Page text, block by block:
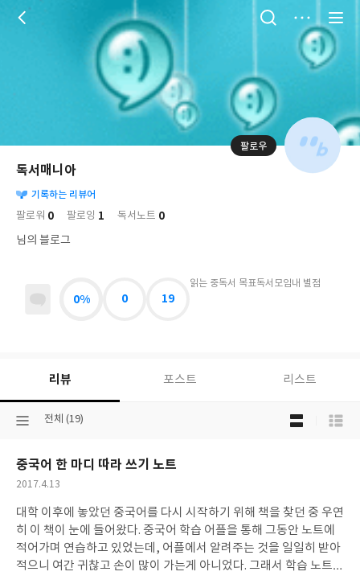
팔로우
독서매니아
님
의
사
락
기록하는 리뷰어
팔로워 0 팔로잉 1 독서노트 0
님의 블로그
읽는 중독서 목표
0%
독서모임
0
내 별점
19
리뷰 포스트 리스트
선
분
류
전체 (19)
중국어 한 마디 따라 쓰기 노트
작
일
2017.4.13
대학 이후에 놓았던 중국어를 다시 시작하기 위해 책을 찾던 중 우연
히 이 책이 눈에 들어왔다. 중국어 학습 어플을 통해 그동안 노트에
적어가며 연습하고 있었는데, 어플에서 알려주는 것을 일일히 받아
적으니 여간 귀찮고 손이 많이 가는게 아니었다. 그래서 학습 노트가